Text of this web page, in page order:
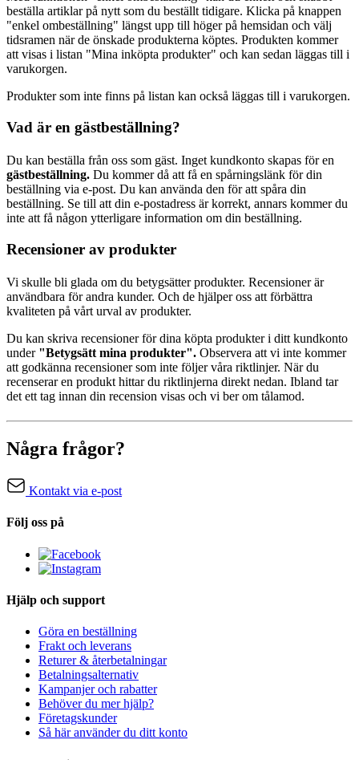
beställa artiklar på nytt som du beställt tidigare. Klicka på knappen
"enkel ombeställning" längst upp till höger på hemsidan och välj
tidsramen när de önskade produkterna köptes. Produkten kommer
att visas i listan "Mina inköpta produkter" och kan sedan läggas till i
varukorgen.
Produkter som inte finns på listan kan också läggas till i varukorgen.
Vad är en gästbeställning?
Du kan beställa från oss som gäst. Inget kundkonto skapas för en
gästbeställning. Du kommer då att få en spårningslänk för din
beställning via e-post. Du kan använda den för att spåra din
beställning. Se till att din e-postadress är korrekt, annars kommer du
inte att få någon ytterligare information om din beställning.
Recensioner av produkter
Vi skulle bli glada om du betygsätter produkter. Recensioner är
användbara för andra kunder. Och de hjälper oss att förbättra
kvaliteten på vårt urval av produkter.
Du kan skriva recensioner för dina köpta produkter i ditt kundkonto
under "Betygsätt mina produkter". Observera att vi inte kommer
att godkänna recensioner som inte följer våra riktlinjer. När du
recenserar en produkt hittar du riktlinjerna direkt nedan. Ibland tar
det ett tag innan din recension visas och vi ber om tålamod.
Några frågor?
Kontakt via e-post
Följ oss på
Hjälp och support
Göra en beställning
Frakt och leverans
Returer & återbetalningar
Betalningsalternativ
Kampanjer och rabatter
Behöver du mer hjälp?
Företagskunder
Så här använder du ditt konto